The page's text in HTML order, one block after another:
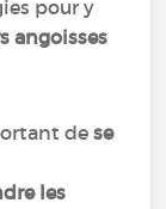
pour y
angoisses
dese
les